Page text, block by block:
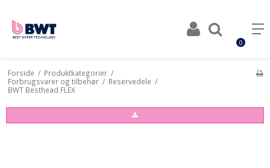
0
Forside / Produktkategorier /
Forbrugsvarer og tilbehør / Reservedele /
BWT Besthead FLEX